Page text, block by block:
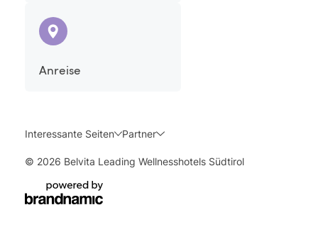
Anreise
Interessante Seiten Partner
© 2026 Belvita Leading Wellnesshotels Südtirol